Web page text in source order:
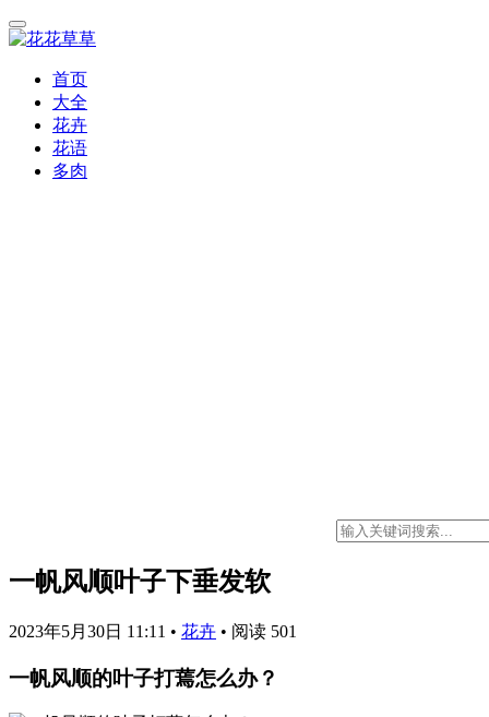
首页
大全
花卉
花语
多肉
一帆风顺叶子下垂发软
2023年5月30日 11:11 • 花卉 • 阅读 501
一帆风顺的叶子打蔫怎么办？